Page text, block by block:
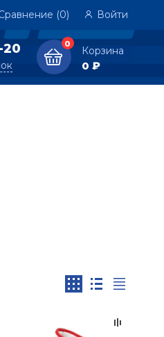
(0) Войти
20 0
Корзина
0 ₽